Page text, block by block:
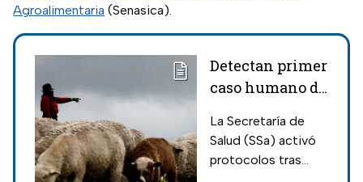
Agroalimentaria (Senasica).
Detectan primer
caso humano de
barrenador en
México
La Secretaría de
Salud (SSa) activó
protocolos tras